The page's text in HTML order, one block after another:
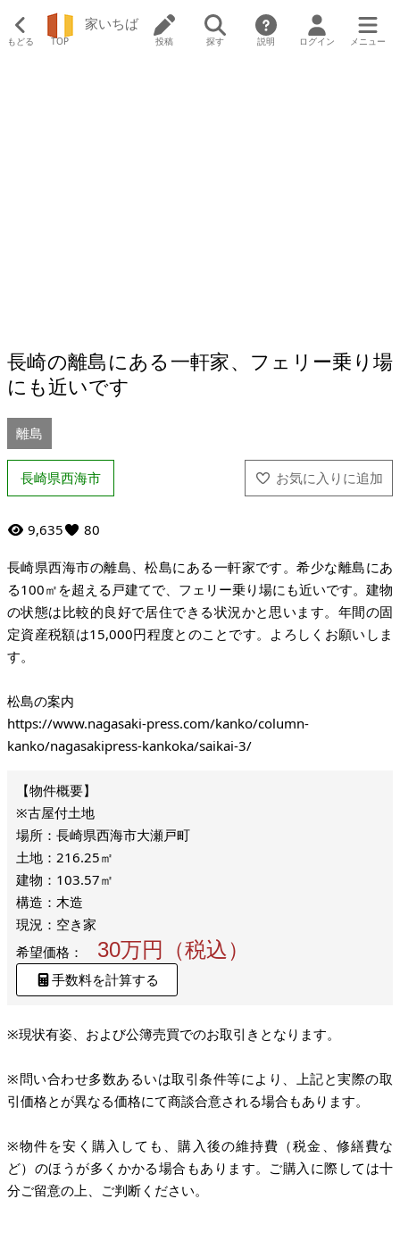
もどる TOP
家いちば
投稿 探す 説明 ログイン メニュー
長崎の離島にある一軒家、フェリー乗り場
にも近いです
離島
長崎県西海市
9,635 80
長崎県西海市の離島、松島にある一軒家です。希少な離島にあ
る100㎡を超える戸建てで、フェリー乗り場にも近いです。建物
の状態は比較的良好で居住できる状況かと思います。年間の固
定資産税額は15,000円程度とのことです。よろしくお願いしま
す。
松島の案内
https://www.nagasaki-press.com/kanko/column-
kanko/nagasakipress-kankoka/saikai-3/
※古屋付土地
場所：長崎県西海市大瀬戸町
土地：216.25㎡
建物：103.57㎡
構造：木造
現況：空き家
希望価格：
30万円（税込）
手数料を計算する
※現状有姿、および公簿売買でのお取引きとなります。
※問い合わせ多数あるいは取引条件等により、上記と実際の取
引価格とが異なる価格にて商談合意される場合もあります。
※物件を安く購入しても、購入後の維持費（税金、修繕費な
ど）のほうが多くかかる場合もあります。ご購入に際しては十
分ご留意の上、ご判断ください。